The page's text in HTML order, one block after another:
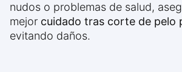
nudos o problemas de salud,
mejor cuidado tras corte de pelo
evitando daños.